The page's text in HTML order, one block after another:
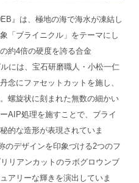
』は、極地の海で海水が凍結し
「ブライニクル」をテーマにし
約4倍の硬度を誇る合金
には、宝石研磨職人・小松一仁
念にファセットカットを施し、
螺旋状に刻まれた無数の細かい
AIP処理を施すことで、ブライ
的な造形が表現されていま
のデザインを印象づける2つのフ
リアンカットのラボグロウンブ
アリーな輝きを演出していま